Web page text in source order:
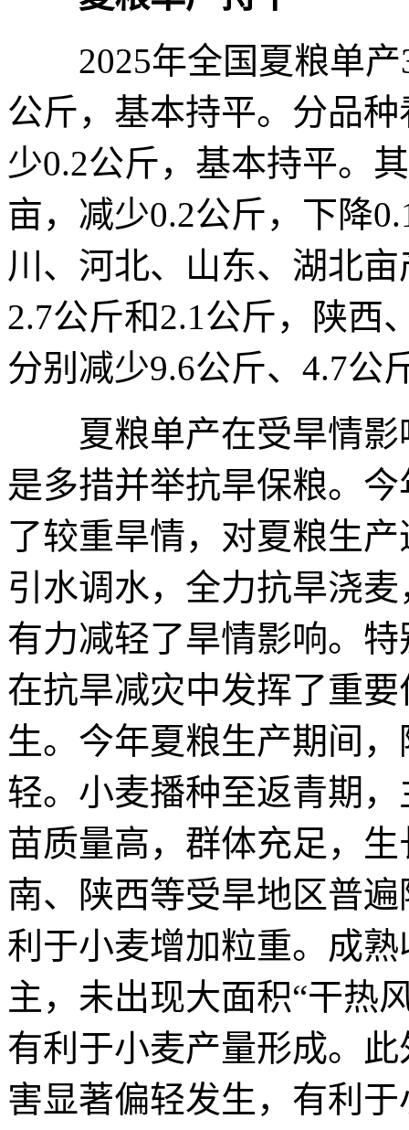
2025年全国夏粮单产
公斤，基本持平。分品
少0.2公斤，基本持平。
亩，减少0.2公斤，下降
川、河北、山东、湖北
2.7公斤和2.1公斤，陕西
分别减少9.6公斤、4.7公
夏粮单产在受旱情影
是多措并举抗旱保粮。
了较重旱情，对夏粮生
引水调水，全力抗旱浇
有力减轻了旱情影响。
在抗旱减灾中发挥了重
生。今年夏粮生产期间
轻。小麦播种至返青期
苗质量高，群体充足，
南、陕西等受旱地区普
利于小麦增加粒重。成
主，未出现大面积“干热
有利于小麦产量形成。
害显著偏轻发生，有利